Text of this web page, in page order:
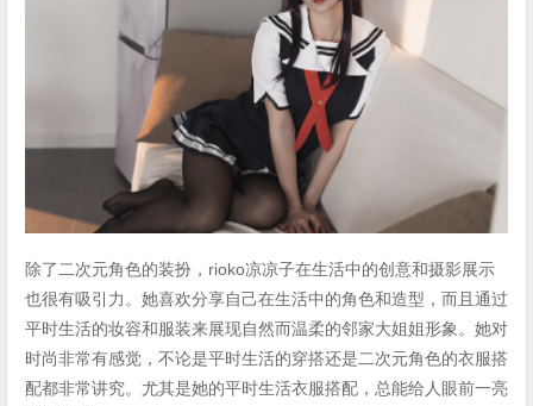
除了二次元角色的装扮，rioko凉凉子在生活中的创意和摄影展示
也很有吸引力。她喜欢分享自己在生活中的角色和造型，而且通过
平时生活的妆容和服装来展现自然而温柔的邻家大姐姐形象。她对
时尚非常有感觉，不论是平时生活的穿搭还是二次元角色的衣服搭
配都非常讲究。尤其是她的平时生活衣服搭配，总能给人眼前一亮